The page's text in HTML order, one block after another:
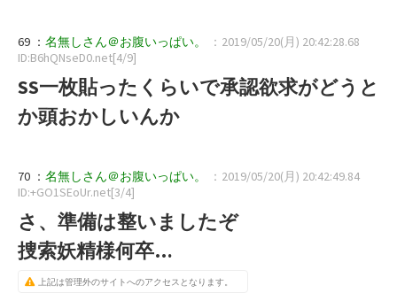
69 ： 名無しさん＠お腹いっぱい。
：2019/05/20(月) 20:42:28.68
ID:B6hQNseD0.net[4/9]
SS一枚貼ったくらいで承認欲求がどうと
か頭おかしいんか
70 ： 名無しさん＠お腹いっぱい。
：2019/05/20(月) 20:42:49.84
ID:+GO1SEoUr.net[3/4]
さ、準備は整いましたぞ
捜索妖精様何卒…
上記は管理外のサイトへのアクセスとなります。